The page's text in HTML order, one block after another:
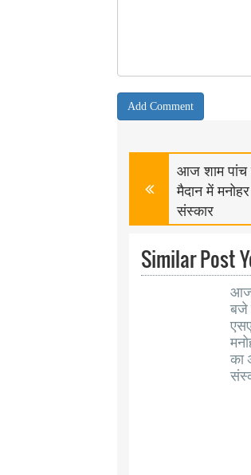
आज शाम
मैदान में
संस्कार
Similar Post
आज
बजे
का